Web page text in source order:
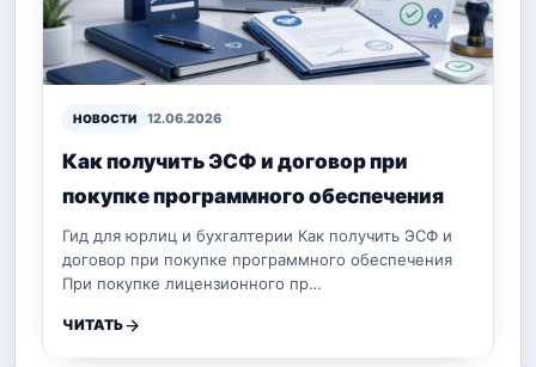
НОВОСТИ 12.06.2026
Как получить ЭСФ и договор при
покупке программного обеспечения
Гид для юрлиц и бухгалтерии Как получить ЭСФ и
договор при покупке программного обеспечения
При покупке лицензионного пр…
ЧИТАТЬ